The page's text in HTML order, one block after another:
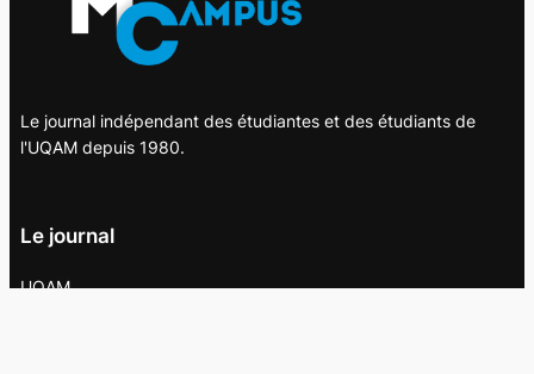
Le journal indépendant des étudiantes et des étudiants de
l'UQAM depuis 1980.
Le journal
UQAM